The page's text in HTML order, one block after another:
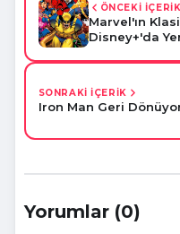
ÖNCEKİ İÇERİK
Marvel'ın
Disney+'da
SONRAKİ İÇERİK
Iron Man Geri
Yorumlar (0)